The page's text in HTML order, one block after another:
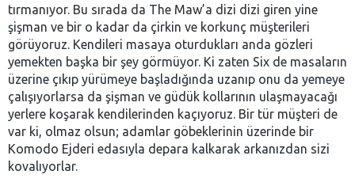
tırmanıyor. Bu sırada da The Maw’a dizi dizi giren yine
şişman ve bir o kadar da çirkin ve korkunç müşterileri
görüyoruz. Kendileri masaya oturdukları anda gözleri
yemekten başka bir şey görmüyor. Ki zaten Six de masaların
üzerine çıkıp yürümeye başladığında uzanıp onu da yemeye
çalışıyorlarsa da şişman ve güdük kollarının ulaşmayacağı
yerlere koşarak kendilerinden kaçıyoruz. Bir tür müşteri de
var ki, olmaz olsun; adamlar göbeklerinin üzerinde bir
Komodo Ejderi edasıyla depara kalkarak arkanızdan sizi
kovalıyorlar.